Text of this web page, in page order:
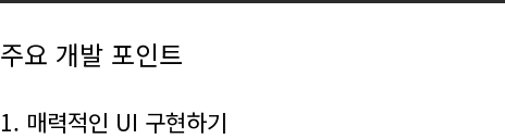
주요 개발 포인트
1. 매력적인 UI 구현하기